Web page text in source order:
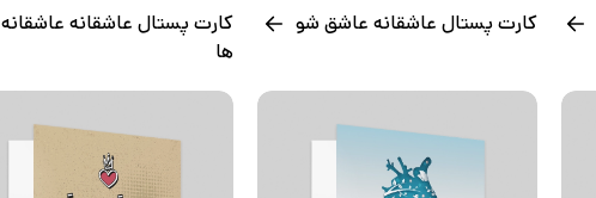
کارت پستال عاشقانه عاشق شو
کارت پستال عاشقانه عاشقانه
ها